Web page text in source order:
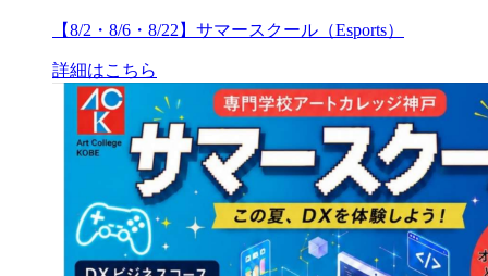
【8/2・8/6・8/22】サマースクール（Esports）
詳細はこちら